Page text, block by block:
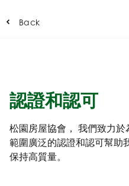
Back
認證和認可
松園房屋協會， 我們致力
範圍廣泛的認證和認可幫助
保持高質量。